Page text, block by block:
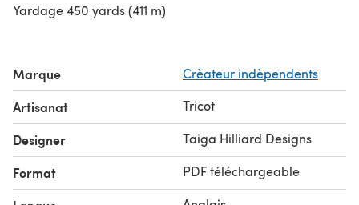
Yardage 450 yards (411 m)
Marque Crèateur indèpendents
Artisanat Tricot
Designer Taiga Hilliard Designs
Format PDF téléchargeable